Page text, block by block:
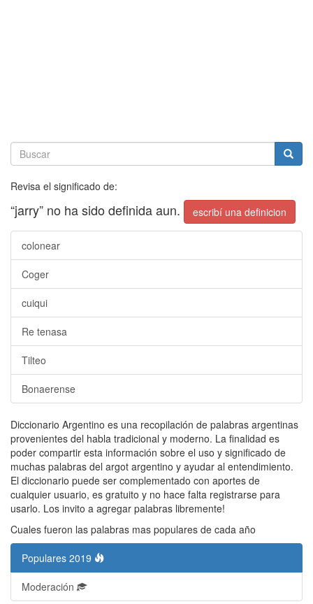
Revisa el significado de:
“jarry” no ha sido definida aun. escribí una definicion
colonear
Coger
cuiqui
Re tenasa
Tilteo
Bonaerense
Diccionario Argentino es una recopilación de palabras argentinas
provenientes del habla tradicional y moderno. La finalidad es
poder compartir esta información sobre el uso y significado de
muchas palabras del argot argentino y ayudar al entendimiento.
El diccionario puede ser complementado con aportes de
cualquier usuario, es gratuito y no hace falta registrarse para
usarlo. Los invito a agregar palabras libremente!
Cuales fueron las palabras mas populares de cada año
Populares 2019
Moderación